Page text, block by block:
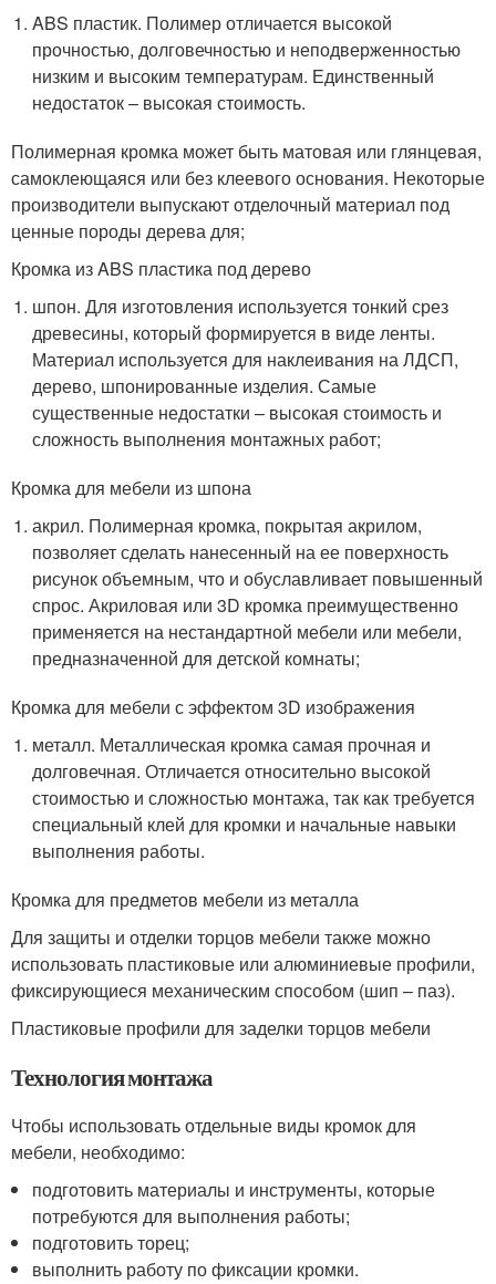
ABS пластик. Полимер отличается высокой
прочностью, долговечностью и неподверженностью
низким и высоким температурам. Единственный
недостаток – высокая стоимость.
Полимерная кромка может быть матовая или глянцевая,
самоклеющаяся или без клеевого основания. Некоторые
производители выпускают отделочный материал под
ценные породы дерева для;
Кромка из ABS пластика под дерево
шпон. Для изготовления используется тонкий срез
древесины, который формируется в виде ленты.
Материал используется для наклеивания на ЛДСП,
дерево, шпонированные изделия. Самые
существенные недостатки – высокая стоимость и
сложность выполнения монтажных работ;
Кромка для мебели из шпона
акрил. Полимерная кромка, покрытая акрилом,
позволяет сделать нанесенный на ее поверхность
рисунок объемным, что и обуславливает повышенный
спрос. Акриловая или 3D кромка преимущественно
применяется на нестандартной мебели или мебели,
предназначенной для детской комнаты;
Кромка для мебели с эффектом 3D изображения
металл. Металлическая кромка самая прочная и
долговечная. Отличается относительно высокой
стоимостью и сложностью монтажа, так как требуется
специальный клей для кромки и начальные навыки
выполнения работы.
Кромка для предметов мебели из металла
Для защиты и отделки торцов мебели также можно
использовать пластиковые или алюминиевые профили,
фиксирующиеся механическим способом (шип – паз).
Пластиковые профили для заделки торцов мебели
Технология монтажа
Чтобы использовать отдельные виды кромок для
мебели, необходимо:
подготовить материалы и инструменты, которые
потребуются для выполнения работы;
подготовить торец;
выполнить работу по фиксации кромки.